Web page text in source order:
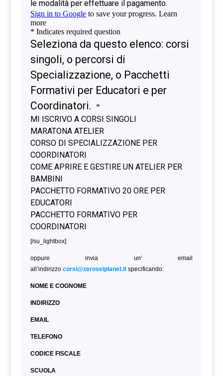
[/su_lightbox]
oppure invia un’ email
all’indirizzo corsi@zeroseiplanet.itspecificando:
NOME E COGNOME
INDIRIZZO
EMAIL
TELEFONO
CODICE FISCALE
SCUOLA